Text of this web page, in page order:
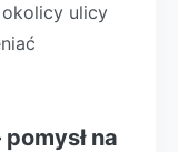
ulicy
na